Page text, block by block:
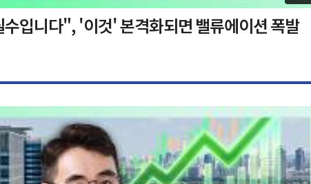
입니다", '이것' 본격화되면 밸류에이션 폭발